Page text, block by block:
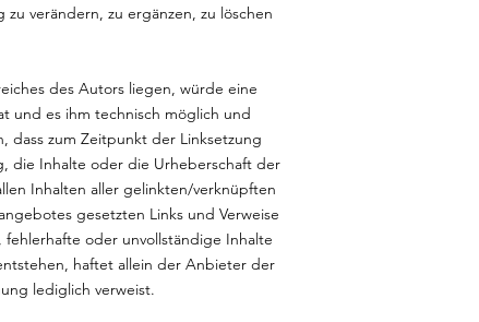
verändern, zu ergänzen, zu löschen
des Autors liegen, würde eine
und es ihm technisch möglich und
dass zum Zeitpunkt der Linksetzung
die Inhalte oder die Urheberschaft der
Inhalten aller gelinkten/verknüpften
gesetzten Links und Verweise
oder unvollständige Inhalte
haftet allein der Anbieter der
lediglich verweist.